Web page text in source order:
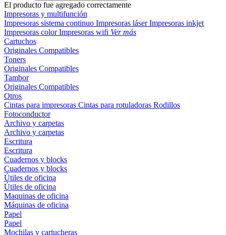
El producto fue agregado correctamente
Impresoras y multifunción
Impresoras sistema continuo Impresoras láserImpresoras inkjet
Impresoras colorImpresoras wifi Ver más
Cartuchos
Originales Compatibles
Toners
Originales Compatibles
Tambor
Originales Compatibles
Otros
Cintas para impresoras Cintas para rotuladoras Rodillos
Fotoconductor
Archivo y carpetas
Archivo y carpetas
Escritura
Escritura
Cuadernos y blocks
Cuadernos y blocks
Útiles de oficina
Útiles de oficina
Maquinas de oficina
Máquinas de oficina
Papel
Papel
Mochilas y cartucheras